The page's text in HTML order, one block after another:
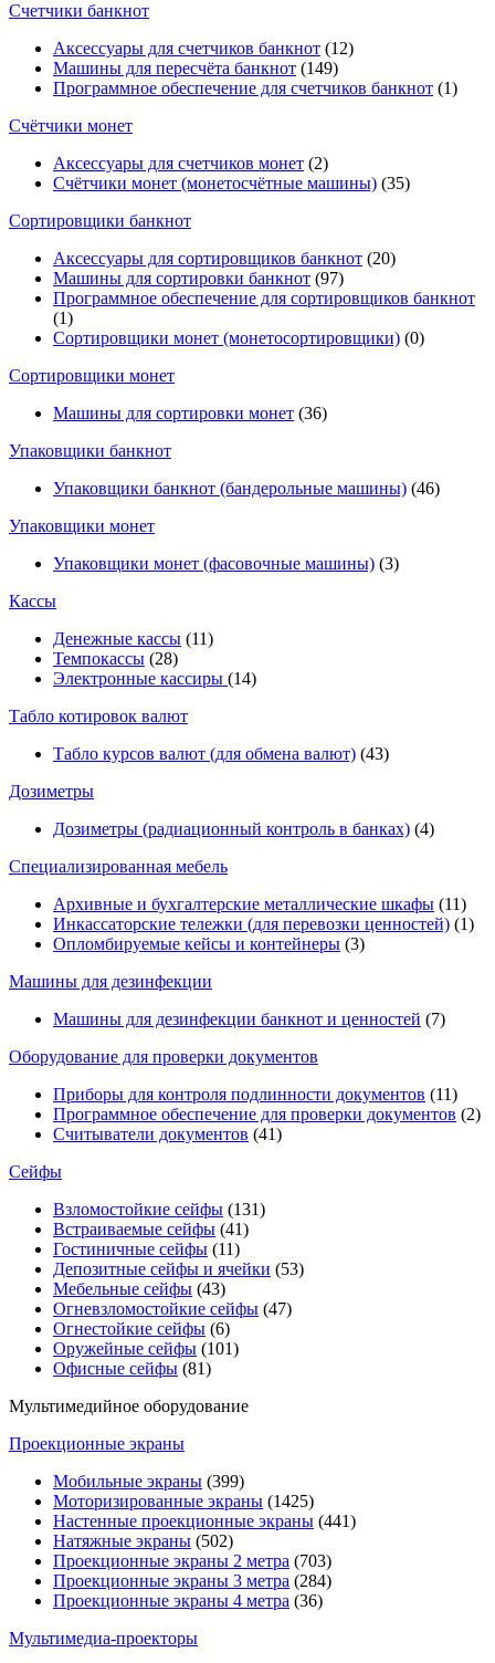
Счетчики банкнот
Аксессуары для счетчиков банкнот (12)
Машины для пересчёта банкнот (149)
Программное обеспечение для счетчиков банкнот (1)
Счётчики монет
Аксессуары для счетчиков монет (2)
Счётчики монет (монетосчётные машины) (35)
Cортировщики банкнот
Аксессуары для сортировщиков банкнот (20)
Машины для сортировки банкнот (97)
Программное обеспечение для сортировщиков банкнот
(1)
Сортировщики монет (монетосортировщики) (0)
Сортировщики монет
Машины для сортировки монет (36)
Упаковщики банкнот
Упаковщики банкнот (бандерольные машины) (46)
Упаковщики монет
Упаковщики монет (фасовочные машины) (3)
Кассы
Денежные кассы (11)
Темпокассы (28)
Электронные кассиры (14)
Табло котировок валют
Табло курсов валют (для обмена валют) (43)
Дозиметры
Дозиметры (радиационный контроль в банках) (4)
Специализированная мебель
Архивные и бухгалтерские металлические шкафы (11)
Инкассаторские тележки (для перевозки ценностей) (1)
Опломбируемые кейсы и контейнеры (3)
Машины для дезинфекции
Машины для дезинфекции банкнот и ценностей (7)
Оборудование для проверки документов
Приборы для контроля подлинности документов (11)
Программное обеспечение для проверки документов (2)
Считыватели документов (41)
Сейфы
Взломостойкие сейфы (131)
Встраиваемые сейфы (41)
Гостиничные сейфы (11)
Депозитные сейфы и ячейки (53)
Мебельные сейфы (43)
Огневзломостойкие сейфы (47)
Огнестойкие сейфы (6)
Оружейные сейфы (101)
Офисные сейфы (81)
Мультимедийное оборудование
Проекционные экраны
Мобильные экраны (399)
Моторизированные экраны (1425)
Настенные проекционные экраны (441)
Натяжные экраны (502)
Проекционные экраны 2 метра (703)
Проекционные экраны 3 метра (284)
Проекционные экраны 4 метра (36)
Мультимедиa-проекторы